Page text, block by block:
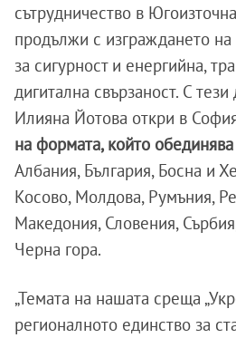
сътрудничество в
продължи с изграждането
за сигурност и енергийна,
дигитална свързаност. С
Илияна Йотова откри в
на формата, който
Албания, България, Босна и
Косово, Молдова, Румъния,
Македония, Словения,
Черна гора.
„Темата на нашата среща
регионалното единство за